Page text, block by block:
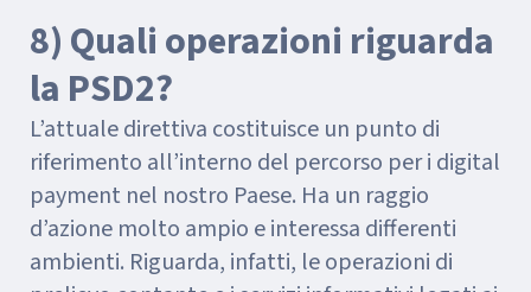
8) Quali operazioni riguarda
la PSD2?
L’attuale direttiva costituisce un punto di
riferimento all’interno del percorso per i digital
payment nel nostro Paese. Ha un raggio
d’azione molto ampio e interessa differenti
ambienti. Riguarda, infatti, le operazioni di